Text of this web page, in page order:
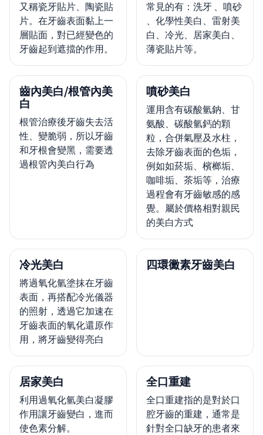
又稱瓷牙貼片、陶瓷貼
片。在牙齒表面黏上一
層貼面，對已經變色的
牙齒起到遮擋的作用。
常見的有：洗牙 、噴砂
、化學性美白、雷射美
白、冷光、居家美白、
薄瓷貼片等。
齒內美白/根管內美
白
根管治療後牙齒失去活
性、變脆弱，所以牙齒
和牙根會變黑，需要透
過根管內美白行為
噴砂美白
運用含有碳酸氫鈉、甘
氨酸、碳酸氫鈣的顆
粒，合併氣壓及水柱，
去除牙齒表面的色垢，
例如如菸垢、檳榔垢、
咖啡垢、茶垢等，治療
過程會有牙齒敏感的感
覺。屬於價格相對親民
的美白方式
冷光美白
將過氧化氫塗抹在牙齒
表面，再搭配冷光儀器
的照射，透過它加速在
牙齒表面的氧化還原作
用，將牙齒變得亮白
四環黴素牙齒美白
居家美白
利用過氧化氫美白凝膠
作用讓牙齒變白，進而
使色素分解。
全口重建
全口重建指的是對於口
腔牙齒的重建，通常是
針對全口缺牙的患者來